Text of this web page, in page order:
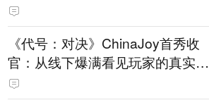
《代号：对决》ChinaJoy首秀收
官：从线下爆满看见玩家的真实期
待